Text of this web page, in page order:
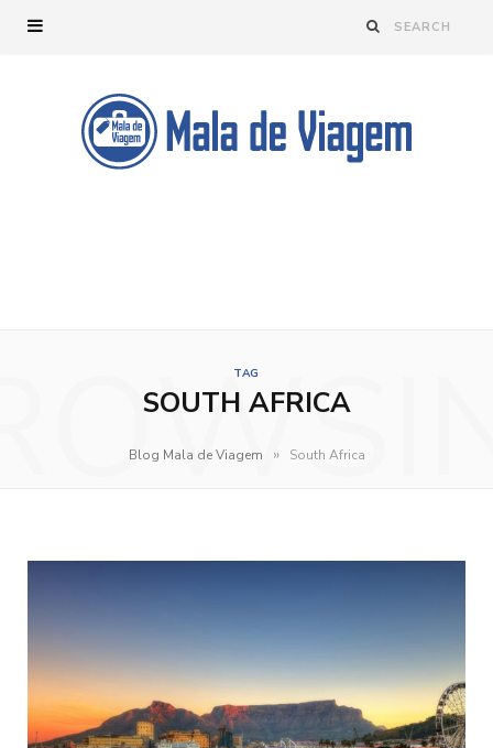
TAG
SOUTH AFRICA
Blog Mala de Viagem » South Africa